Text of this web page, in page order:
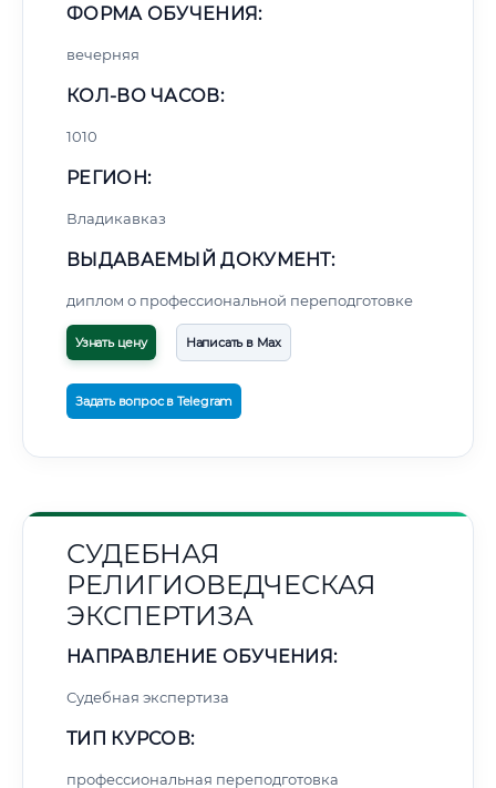
ФОРМА ОБУЧЕНИЯ:
вечерняя
КОЛ-ВО ЧАСОВ:
1010
РЕГИОН:
Владикавказ
ВЫДАВАЕМЫЙ ДОКУМЕНТ:
диплом о профессиональной переподготовке
Узнать цену Написать в Max
Задать вопрос в Telegram
СУДЕБНАЯ
РЕЛИГИОВЕДЧЕСКАЯ
ЭКСПЕРТИЗА
НАПРАВЛЕНИЕ ОБУЧЕНИЯ:
Судебная экспертиза
ТИП КУРСОВ:
профессиональная переподготовка